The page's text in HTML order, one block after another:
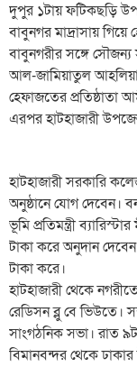
দুপুর ১টায় ফটিকছড়ি
বাবুনগর মাদ্রাসায়
বাবুনগরীর সঙ্গে
আল-জামিয়াতুল
হেফাজতের
এরপর হাটহাজারী
হাটহাজারী সরকারি
অনুষ্ঠানে যোগ দেবেন।
ভূমি প্রতিমন্ত্রী
টাকা করে অনুদান দেবেন
টাকা করে।
হাটহাজারী থেকে
রেডিসন ব্লু বে ভিউতে।
সাংগঠনিক সভা। রাত
বিমানবন্দর থেকে